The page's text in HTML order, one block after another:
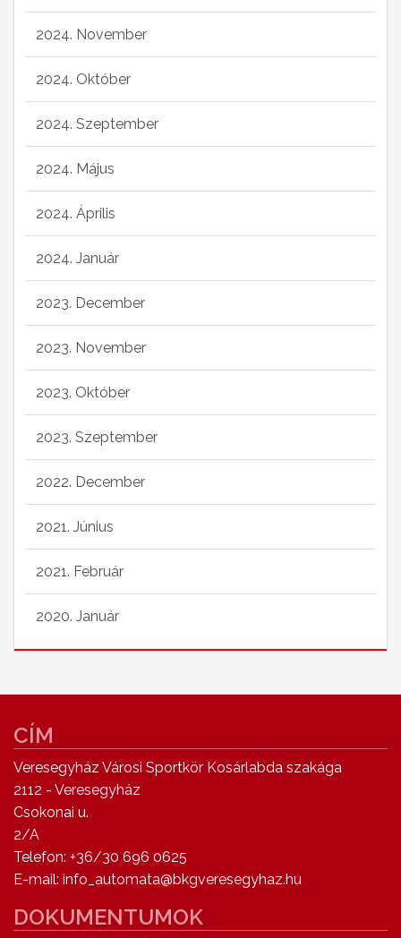
2024. November
2024. Október
2024. Szeptember
2024. Május
2024. Április
2024. Január
2023. December
2023. November
2023. Október
2023. Szeptember
2022. December
2021. Június
2021. Február
2020. Január
CÍM
Veresegyház Városi Sportkör Kosárlabda szakága
2112 - Veresegyház
Csokonai u.
2/A
Telefon: +36/30 696 0625
E-mail: info_automata@bkgveresegyhaz.hu
DOKUMENTUMOK